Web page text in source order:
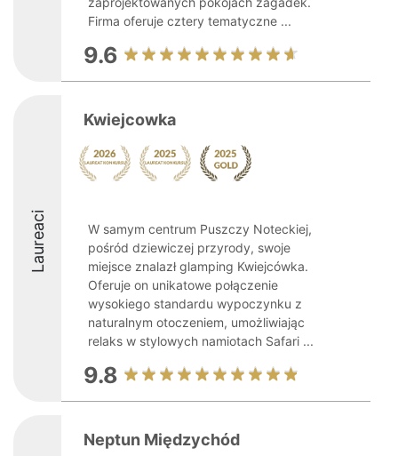
Firma oferuje cztery tematyczne ...
9.6
Laureaci
Kwiejcowka
W samym centrum Puszczy Noteckiej,
pośród dziewiczej przyrody, swoje
miejsce znalazł glamping Kwiejcówka.
Oferuje on unikatowe połączenie
wysokiego standardu wypoczynku z
naturalnym otoczeniem, umożliwiając
relaks w stylowych namiotach Safari ...
9.8
Neptun Międzychód